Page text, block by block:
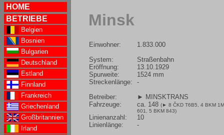
HOME
BETRIEBE
Belgien
Bosnien
Bulgarien
Deutschland
Estland
Finnland
Frankreich
Griechenland
Großbritannien
Irland
Minsk
Einwohner:
System:
Eröffnung:
Spurweite:
Streckenlänge:
Betreiber:
Fahrzeuge:
Linienanzahl:
Linienlänge:
1.833.000
Straßenbahn
13.10.1929
1524 mm
-
► MINSKTRANS
ca. 148 (► 8 ČKD T6B5 , 4 BKM
601, 5 BKM 843)
10
-